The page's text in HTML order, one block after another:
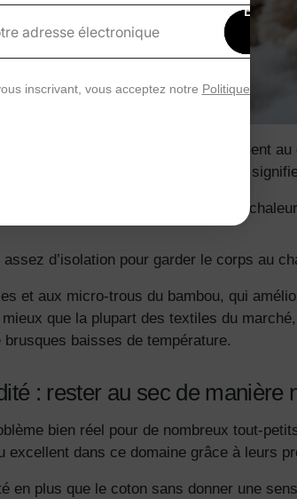
thermorégulatrice. Contrairement
à la température corporelle. Cela
tissu en bambou aide à évacuer la
d’isolation pour garder le corps au
et aux micro-trous du bambou, qui
que la plupart des textiles du
baisses de température.
: rester au sec de manière
bien réel pour de nombreux tout-
dans ce domaine grâce à leurs
en plus que le coton sans donner une
adresse électronique
15 %
inscrivant, vous acceptez notre Politique de